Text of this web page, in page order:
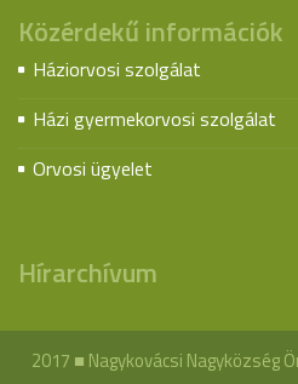
Közérdekű információk
Háziorvosi szolgálat
Házi gyermekorvosi szolgálat
Orvosi ügyelet
Hírarchívum
2017 ■ Nagykovácsi Nagyközség